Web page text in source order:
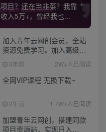
目？还在当韭菜？我靠
入5万+，曾经我也...
加入青年云网创会员，全站
资源免费学习。加入高级合
伙人，推广日入1000+
3年前 2W+人已阅读
全网VIP课程 无损下载~
2年前 1.7W+人已阅读
加盟青年云网创，搭建同款
项目资源站，实现日入